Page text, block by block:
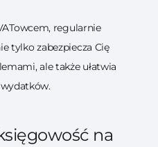
regularnie
tylko zabezpiecza Cię
ale także ułatwia
na